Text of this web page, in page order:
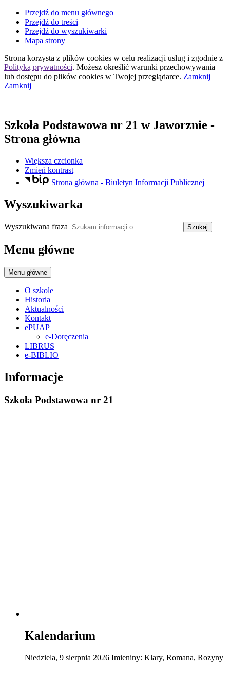
Przejdź do menu głównego
Przejdź do treści
Przejdź do wyszukiwarki
Mapa strony
Strona korzysta z plików cookies w celu realizacji usług i zgodnie z
Polityką prywatności. Możesz określić warunki przechowywania
lub dostępu do plików cookies w Twojej przeglądarce. Zamknij
Zamknij
Szkoła Podstawowa nr 21 w Jaworznie -
Strona główna
Większa czcionka
Zmień kontrast
Strona główna - Biuletyn Informacji Publicznej
Wyszukiwarka
Wyszukiwana fraza Szukaj
Menu główne
Menu główne
O szkole
Historia
Aktualności
Kontakt
ePUAP
e-Doręczenia
LIBRUS
e-BIBLIO
Informacje
Szkoła Podstawowa nr 21
Kalendarium
Niedziela, 9 sierpnia 2026 Imieniny: Klary, Romana, Rozyny